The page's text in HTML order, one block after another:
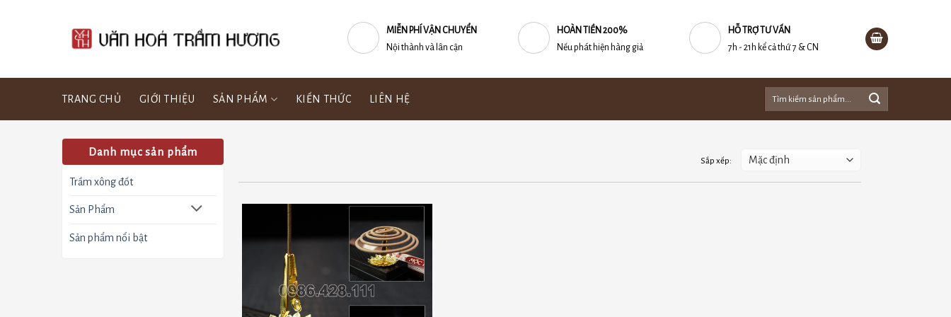
MIỄN PHÍ VẬN CHUYỂN
Nội thành và lân cận
HOÀN TIỀN 200%
Nếu phát hiện hàng giả
HỖ TRỢ TƯ VẤN
7h - 21h kể cả thứ 7 & CN
TRANG CHỦ GIỚI THIỆU SẢN PHẨM KIẾN THỨC LIÊN HỆ Tìm
Danh mục sản phẩm
Trầm xông đốt
Sản Phẩm
Sản phẩm nổi bật